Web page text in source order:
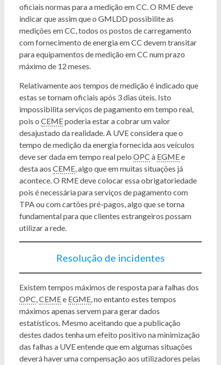
oficiais normas para a medição em CC. O RME deve
indicar que assim que o GMLDD possibilite as
medições em CC, todos os postos de carregamento
com fornecimento de energia em CC devem transitar
para equipamentos de medição em CC num prazo
máximo de 12 meses.
Relativamente aos tempos de medição é indicado que
estas se tornam oficiais após 3 dias úteis. Isto
impossibilita serviços de pagamento em tempo real,
pois o CEMEpoderia estar a cobrar um valor
desajustado da realidade. A UVE considera que o
tempo de medição da energia fornecida aos veículos
deve ser dada em tempo real pelo OPC à EGMEe
desta aos CEME, algo que em muitas situações já
acontece. O RME deve colocar essa obrigatoriedade
pois é necessária para serviços de pagamento com
TPA ou com cartões pré-pagos, algo que se torna
fundamental para que clientes estrangeiros possam
utilizar a rede.
Resolução de incidentes
Existem tempos máximos de resposta para falhas dos
OPC,CEMEe EGME, no entanto estes tempos
máximos apenas servem para gerar dados
estatísticos. Mesmo aceitando que a publicação
destes dados tenha um efeito positivo na minimização
das falhas a UVE entende que em algumas situações
deverá haver uma compensação aos utilizadores pelas